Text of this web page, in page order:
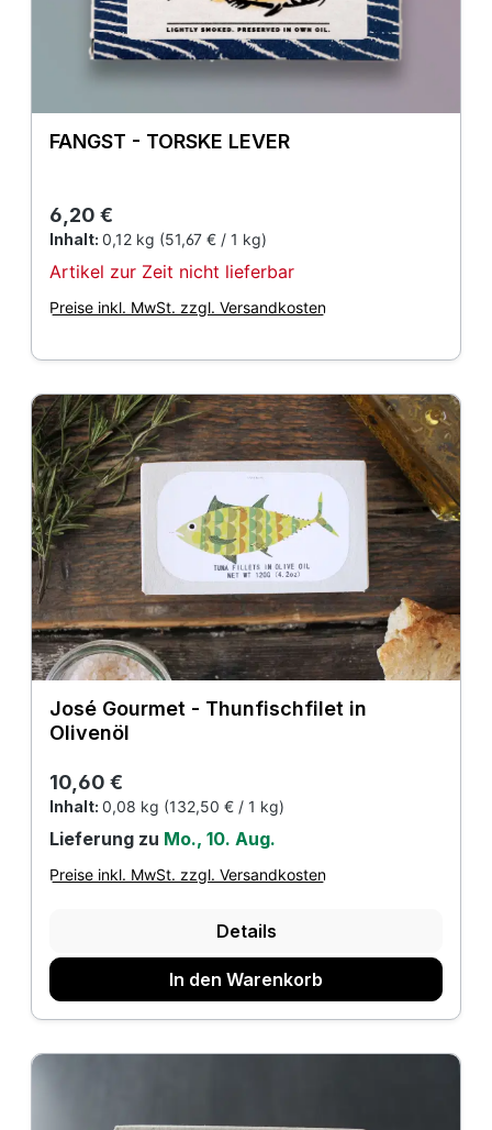
FANGST - TORSKE LEVER
Regulärer Preis:
6,20 €
Inhalt: 0,12 kg (51,67 € / 1 kg)
Artikel zur Zeit nicht lieferbar
Preise inkl. MwSt. zzgl. Versandkosten
José Gourmet - Thunfischfilet in
Olivenöl
Regulärer Preis:
10,60 €
Inhalt: 0,08 kg (132,50 € / 1 kg)
Lieferung zu Mo., 10. Aug.
Preise inkl. MwSt. zzgl. Versandkosten
Details
In den Warenkorb